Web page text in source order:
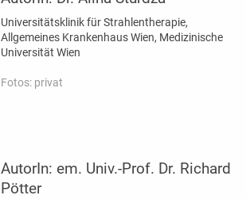
Universitätsklinik für Strahlentherapie,
Allgemeines Krankenhaus Wien, Medizinische
Universität Wien
Fotos: privat
AutorIn: em. Univ.-Prof. Dr. Richard
Pötter